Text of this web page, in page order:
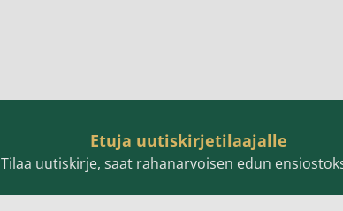
Etuja uutiskirjetilaajalle
Tilaa uutiskirje, saat rahanarvoisen edun